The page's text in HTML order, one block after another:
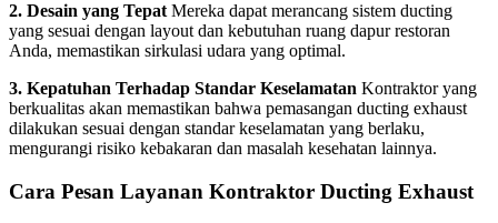
2. Desain yang Tepat Mereka dapat merancang sistem ducting
yang sesuai dengan layout dan kebutuhan ruang dapur restoran
Anda, memastikan sirkulasi udara yang optimal.
3. Kepatuhan Terhadap Standar Keselamatan Kontraktor yang
berkualitas akan memastikan bahwa pemasangan ducting exhaust
dilakukan sesuai dengan standar keselamatan yang berlaku,
mengurangi risiko kebakaran dan masalah kesehatan lainnya.
Cara Pesan Layanan Kontraktor Ducting Exhaust